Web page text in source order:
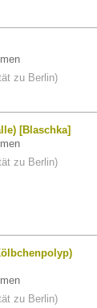
zu Berlin)
[Blaschka]
zu Berlin)
zu Berlin)